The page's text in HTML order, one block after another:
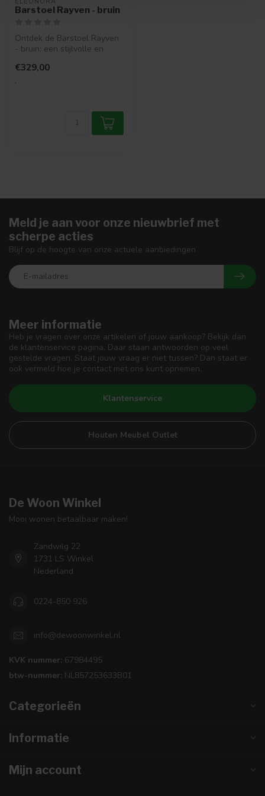
Barstoel Rayven - bruin
Ontdek de Barstoel Rayven
- bruin: een stijlvolle en
voo...
€329,00
.
.
Meer informatie
Heb je vragen over onze artikelen of jouw aankoop? Bekijk dan
de klantenservice pagina. Daar staan antwoorden op veel
gestelde vragen. Staat jouw vraag er niet tussen? Dan staat er
ook vermeld hoe je contact met ons kunt opnemen.
Klantenservice
Houten Meubel Outlet
Meld je aan voor onze nieuwbrief met
scherpe acties
Blijf op de hoogte van onze actuele aanbiedingen
De Woon Winkel
Mooi wonen betaalbaar maken!
Zandwilg 22
1731 LS Winkel
Nederland
0224-850 926
info@dewoonwinkel.nl
KVK nummer: 67984495
btw-nummer: NL857253633B01
Categorieën
Informatie
Mijn account